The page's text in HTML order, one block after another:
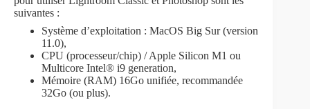
suivantes :
Système d’exploitation : MacOS Big Sur (version
11.0),
CPU (processeur/chip) / Apple Silicon M1 ou
Multicore Intel® i9 generation,
Mémoire (RAM) 16Go unifiée, recommandée
32Go (ou plus).